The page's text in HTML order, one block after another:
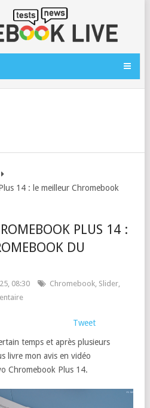
14 : le meilleur Chromebook
PLUS 14 :
DU
08:30 Chromebook, Slider,
Tweet
temps et après plusieurs
livre mon avis en vidéo
Chromebook Plus 14.